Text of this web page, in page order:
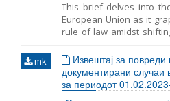
на усогласеност со
на прав
This brief delves into
European Union as it
rule of law amidst
discussions on future
from the
European Parliament
mechanisms and
processes to
mk
Извештај за
документирани случаи
за периодот